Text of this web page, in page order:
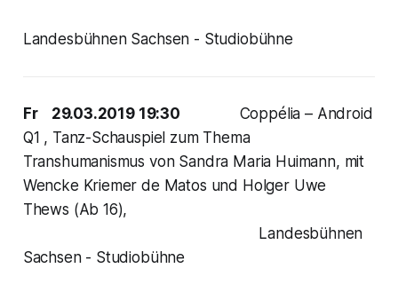
Landesbühnen Sachsen - Studiobühne
Fr 29.03.2019 19:30
Coppélia – Android
Q1 , Tanz-Schauspiel zum Thema
Transhumanismus von Sandra Maria Huimann, mit
Wencke Kriemer de Matos und Holger Uwe
Thews (Ab 16),
Landesbühnen
Sachsen - Studiobühne